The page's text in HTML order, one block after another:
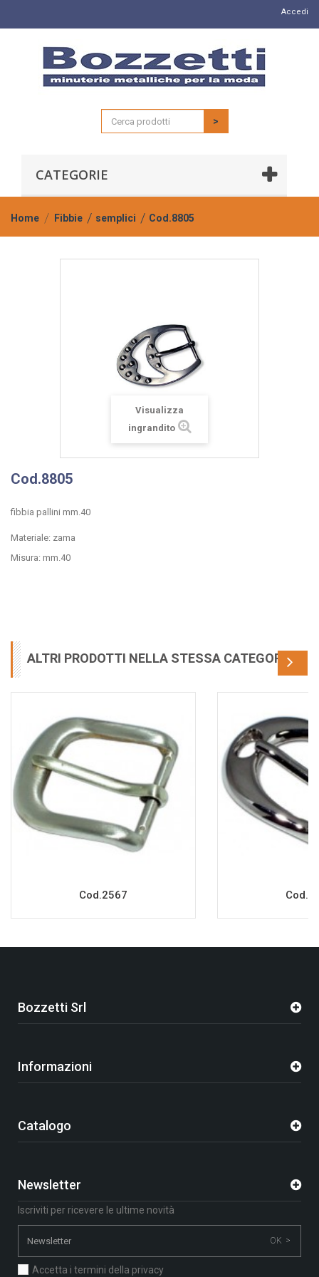
Accedi
>
CATEGORIE
Home Fibbie semplici Cod.8805
Visualizza
ingrandito
Cod.8805
fibbia pallini mm.40
Materiale: zama
Misura: mm.40
ALTRI PRODOTTI NELLA STESSA CATEGORIA
Cod.2567
Bozzetti Srl
Informazioni
Catalogo
Newsletter
Iscriviti per ricevere le ultime novità
OK >
Accetta i termini della privacy